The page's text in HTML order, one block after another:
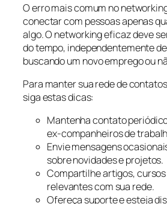
O erro mais comum no
conectar com pessoas apenas
algo. O networking eficaz deve
do tempo, independentemente
buscando um novo emprego ou
Para manter sua rede de
siga estas dicas:
Mantenha contato
ex-companheiros de
Envie mensagens
sobre novidades e projetos.
Compartilhe artigos,
relevantes com sua rede.
Ofereça suporte e esteja